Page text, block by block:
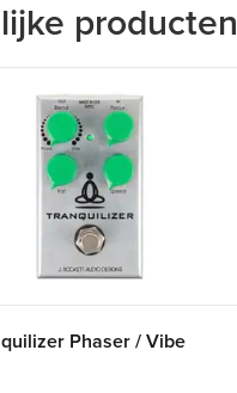
producten
Phaser / Vibe